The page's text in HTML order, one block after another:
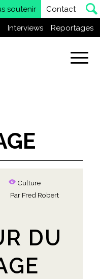
soutenir Contact
Interviews Reportages
Culture
Par Fred Robert
DU